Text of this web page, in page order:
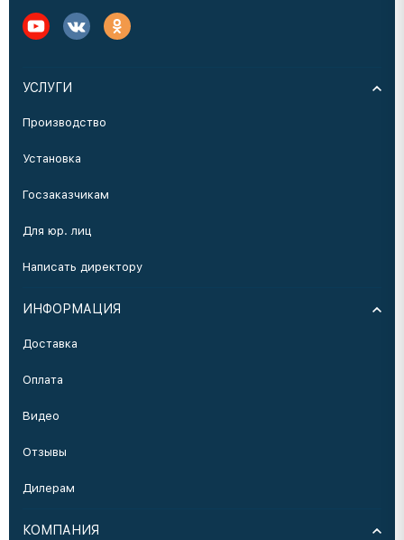
УСЛУГИ
Производство
Установка
Госзаказчикам
Для юр. лиц
Написать директору
ИНФОРМАЦИЯ
Доставка
Оплата
Видео
Отзывы
Дилерам
КОМПАНИЯ